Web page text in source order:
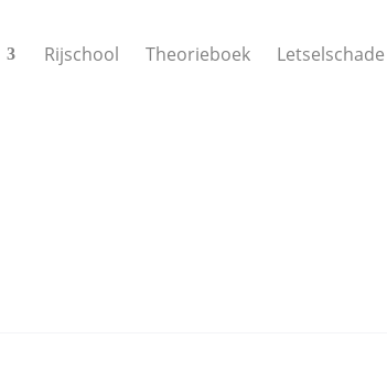
Rijschool Theorieboek Letselschade